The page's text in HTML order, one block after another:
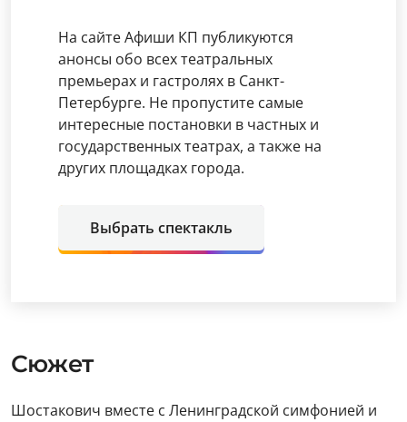
На сайте Афиши КП публикуются
анонсы обо всех театральных
премьерах и гастролях в Санкт-
Петербурге. Не пропустите самые
интересные постановки в частных и
государственных театрах, а также на
других площадках города.
Выбрать спектакль
Сюжет
Шостакович вместе с Ленинградской симфонией и